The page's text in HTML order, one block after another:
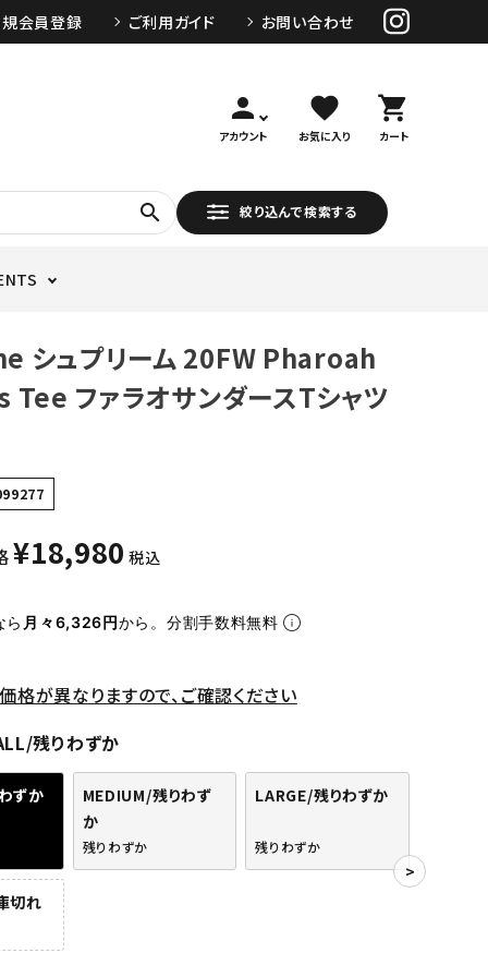
会員登録 ご利用ガイド お問い合わせ
person
アカウント
favorite
お気に入り
shopping_cart
カート
search 絞り込んで検索する
シュプリーム 20FW Pharoah
ファラオサンダースTシャツ
¥18,980 税込
ら 月々6,326円から。分割手数料無料
格が異なりますので、ご確認ください
残りわずか
ずか
MEDIUM/残りわず
か
残りわずか
LARGE/残りわずか
残りわずか
切れ